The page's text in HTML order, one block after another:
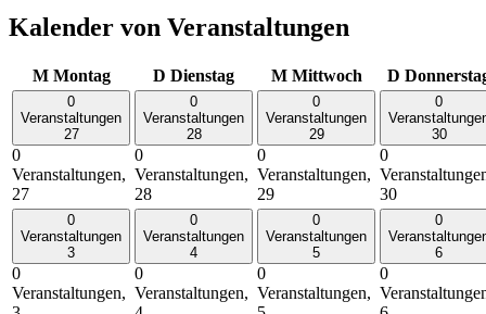
Kalender von Veranstaltungen
M Montag D Dienstag M Mittwoch D
0
Veranstaltungen
27
0
Veranstaltungen,
27
0
Veranstaltungen
28
0
Veranstaltungen,
28
0
Veranstaltungen
29
0
Veranstaltungen,
29
0
30
0
30
0
Veranstaltungen
3
0
Veranstaltungen,
0
Veranstaltungen
4
0
Veranstaltungen,
0
Veranstaltungen
5
0
Veranstaltungen,
0
6
0